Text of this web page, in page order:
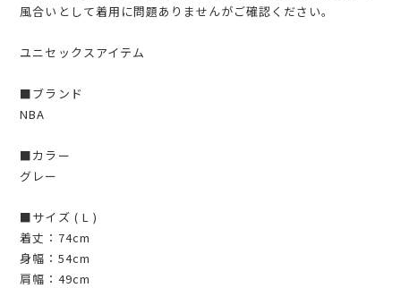
風合いとして着用に問題ありませんがご確認ください。
ユニセックスアイテム
■ブランド
NBA
■カラー
グレー
■サイズ ( L )
着丈：74cm
身幅：54cm
肩幅：49cm